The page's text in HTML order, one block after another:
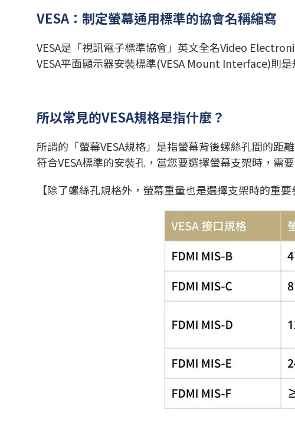
VESA：制定螢幕通用標準的協會名稱縮寫
VESA是「視訊電子標準協會」英文全名Video
VESA平面顯示器安裝標準(VESA Mount Interface)則
所以常見的VESA規格是指什麼？
所謂的「螢幕VESA規格」是指螢幕背後螺絲孔間的距
符合VESA標準的安裝孔，當您要選擇螢幕支架時，需
【除了螺絲孔規格外，螢幕重量也是選擇支架時的重要